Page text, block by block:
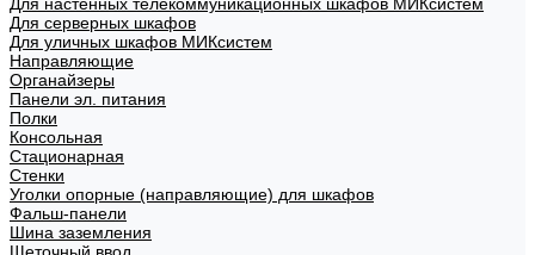
Для серверных шкафов
Для уличных шкафов МИКсистем
Направляющие
Органайзеры
Панели эл. питания
Полки
Консольная
Стационарная
Стенки
Уголки опорные (направляющие) для шкафов
Фальш-панели
Шина заземления